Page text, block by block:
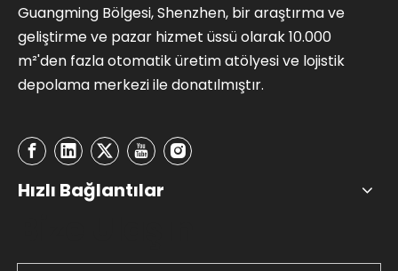
Guangming Bölgesi, Shenzhen, bir araştırma ve
geliştirme ve pazar hizmet üssü olarak 10.000
m²'den fazla otomatik üretim atölyesi ve lojistik
depolama merkezi ile donatılmıştır.
Hızlı Bağlantılar